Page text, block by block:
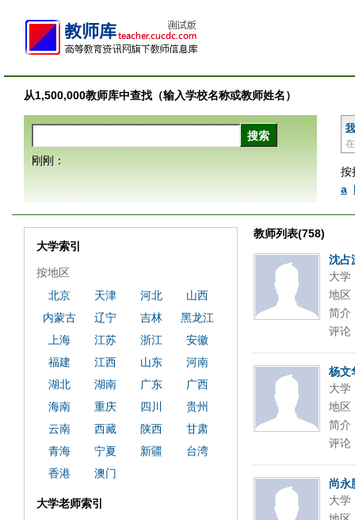
从1,500,000教师库中查找（输入学校名称或教师姓名）
按
a
刚刚：
教师列表(758)
沈占
大学
地区
简介
评论
杨文
大学
地区
简介
评论
尚永
大学
大学索引
按地区
北京
天津 河北
山西
内蒙古
辽宁 吉林
黑龙江
上海
江苏 浙江
安徽
福建
江西 山东
河南
湖北
湖南 广东
广西
海南
重庆 四川
贵州
云南
西藏 陕西
甘肃
青海
宁夏 新疆
台湾
香港
澳门
大学老师索引